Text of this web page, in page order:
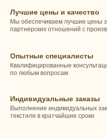
Лучшие цены и качество
Мы обеспечиваем лучшие цены
партнерских отношений с
Опытные специалисты
Квалифицированные
по любым вопросам
Индивидуальные заказы
Выполнение индивидуальных
текстиля в кратчайшие сроки